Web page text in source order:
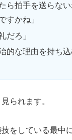
ら拍手を送らな
すかね」
だろ」
的な理由を持ち込
られます。
をしている最中